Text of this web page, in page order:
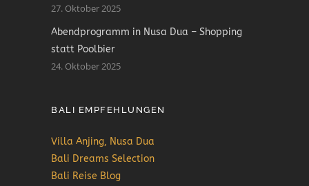
27. Oktober 2025
Abendprogramm in Nusa Dua – Shopping
statt Poolbier
24. Oktober 2025
BALI EMPFEHLUNGEN
Villa Anjing, Nusa Dua
Bali Dreams Selection
Bali Reise Blog